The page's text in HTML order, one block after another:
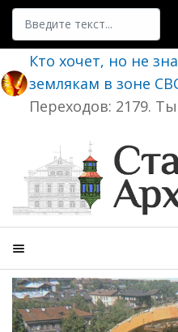
Поиск
Кто хочет, но не
землякам в зоне
Переходов: 2179.